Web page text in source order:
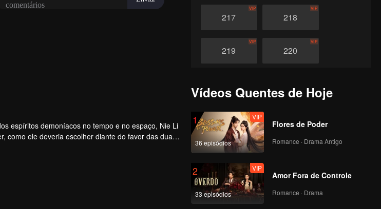
217
VIP
218
VIP
219
VIP
220
VIP
223
225
VIP VIP
227
VIP VIP
espíritos demoníacos no tempo e no espaço, Nie Li
como ele deveria escolher diante do favor das duas
Vídeos Quentes de Hoje
1
36 episódios
VIP
Flores de Poder
Romance · Drama Antigo
2
33 episódios
VIP
Amor Fora de Controle
Romance · Drama